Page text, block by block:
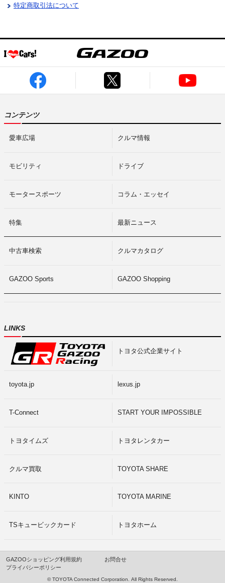
特定商取引法について
コンテンツ
愛車広場 クルマ情報
モビリティ ドライブ
モータースポーツ コラム・エッセイ
特集 最新ニュース
中古車検索 クルマカタログ
GAZOO Sports GAZOO Shopping
LINKS
トヨタ公式企業サイト
toyota.jp lexus.jp
T-Connect START YOUR IMPOSSIBLE
トヨタイムズ トヨタレンタカー
クルマ買取 TOYOTA SHARE
KINTO TOYOTA MARINE
TSキュービックカード トヨタホーム
GAZOOショッピング利用規約
お問合せ
プライバシーポリシー
© TOYOTA Connected Corporation. All Rights Reserved.